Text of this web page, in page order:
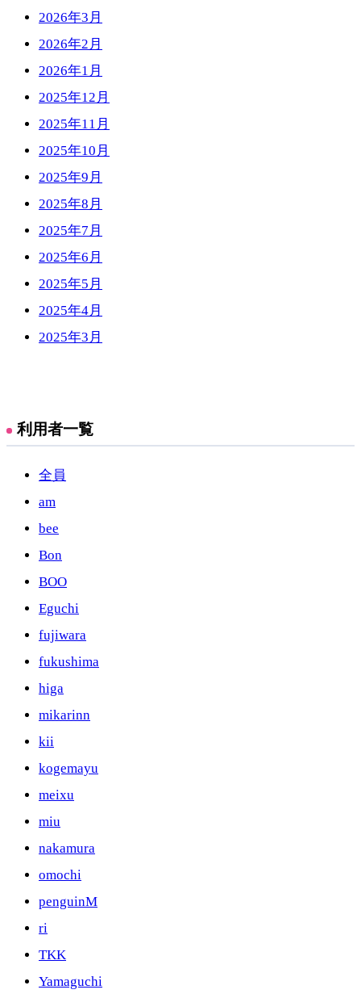
2026年3月
2026年2月
2026年1月
2025年12月
2025年11月
2025年10月
2025年9月
2025年8月
2025年7月
2025年6月
2025年5月
2025年4月
2025年3月
利用者一覧
全員
am
bee
Bon
BOO
Eguchi
fujiwara
fukushima
higa
mikarinn
kii
kogemayu
meixu
miu
nakamura
omochi
penguinM
ri
TKK
Yamaguchi